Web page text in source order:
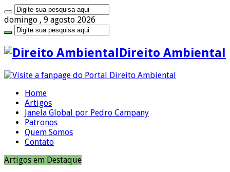
domingo , 9 agosto 2026
Direito Ambiental
Home
Artigos
Janela Global por Pedro Campany
Patronos
Quem Somos
Contato
Artigos em Destaque